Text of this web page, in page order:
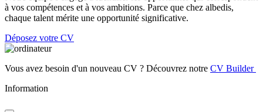
à vos compétences et à vos ambitions. Parce que chez albedis,
chaque talent mérite une opportunité significative.
Déposez votre CV
Vous avez besoin d'un nouveau CV ? Découvrez notre CV Builder
Information